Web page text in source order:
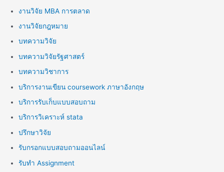
งานวิจัย MBA การตลาด
งานวิจัยกฎหมาย
บทความวิจัย
บทความวิจัยรัฐศาสตร์
บทความวิชาการ
บริการงานเขียน coursework ภาษาอังกฤษ
บริการรับเก็บแบบสอบถาม
บริการวิเคราะห์ stata
ปรึกษาวิจัย
รับกรอกแบบสอบถามออนไลน์
รับทำ Assignment